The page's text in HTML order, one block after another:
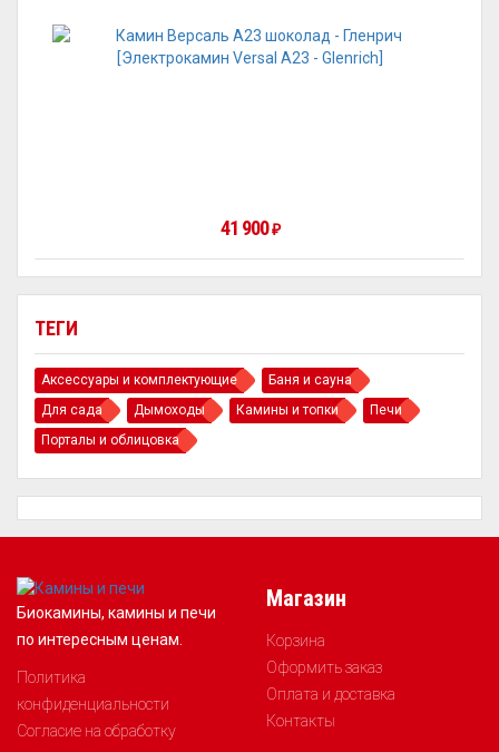
ТЕГИ
Аксессуары и комплектующие
Баня и сауна
Для сада
Дымоходы Камины и топки
Печи
Порталы и облицовка
41 900₽
Биокамины, камины и печи
по интересным ценам.
Политика
конфиденциальности
Согласие на обработку
Магазин
Корзина
Оформить заказ
Оплата и доставка
Контакты